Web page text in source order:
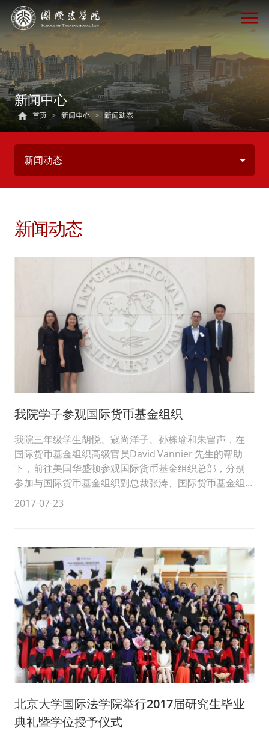
新闻中心
首页 > 新闻中心 > 新闻动态
新闻动态
新闻动态
我院学子参观国际货币基金组织
我院三年级学生胡悦、寇尚洋子、孙栋瑜和朱留声，在
国际货币基金组织高级官员David Vannier 先生的帮助
下，前往美国华盛顿参观国际货币基金组织总部，分别
参加与国际货币基金组织副总裁张涛、国际货币基金组
织秘书长...
2017-07-23
北京大学国际法学院举行2017届研究生毕业
典礼暨学位授予仪式